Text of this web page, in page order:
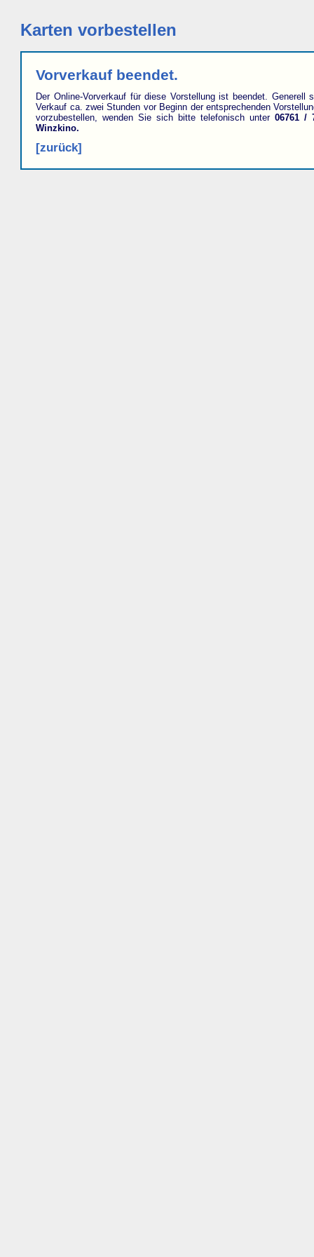
Karten vorbestellen
Vorverkauf beendet.
Der Online-Vorverkauf für diese Vorstellung ist beendet. Generell
Verkauf ca. zwei Stunden vor Beginn der entsprechenden
vorzubestellen, wenden Sie sich bitte telefonisch unter06761 /
Winzkino.
[zurück]